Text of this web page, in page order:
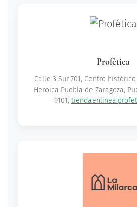
Profética
Calle 3 Sur 701, Centro
Heroica Puebla de Zaragoza,
9101,